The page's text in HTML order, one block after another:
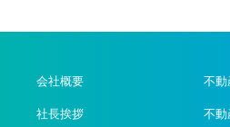
会社概要
社長挨拶
不動
不動